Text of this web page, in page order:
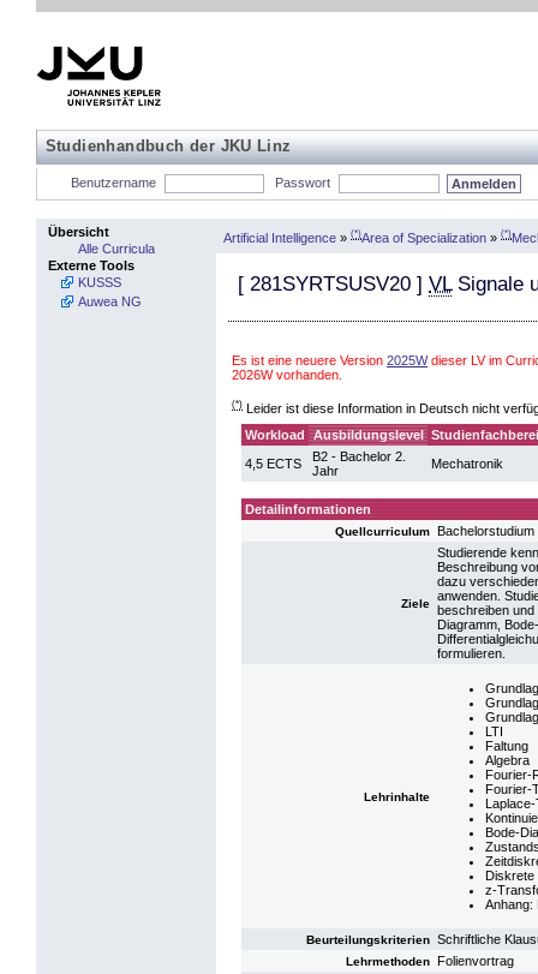
Studienhandbuch der JKU Linz
Benutzername Passwort
Übersicht
Alle Curricula
Externe Tools
KUSSS
Auwea NG
Artificial Intelligence » (*)Area of Specialization » (*)
[ 281SYRTSUSV20 ] VLSignale
Es ist eine neuere Version 2025Wdieser LV im
2026W vorhanden.
(*) Leider ist diese Information in Deutsch nicht
Workload
Ausbildungslevel
4,5 ECTS
B2 - Bachelor 2.
Jahr
Mechatronik
Detailinformationen
Quellcurriculum
Ziele
Studierende
Beschreibung
dazu
anwenden.
beschreiben und
Diagramm,
formulieren.
Lehrinhalte
LTI
Faltung
Algebra
Fourier-
Fourier-
Bode-
Diskrete
z-
Anhang:
Beurteilungskriterien Schriftliche
Lehrmethoden Folienvortrag